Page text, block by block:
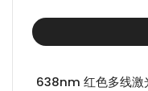
638nm 红色多线激